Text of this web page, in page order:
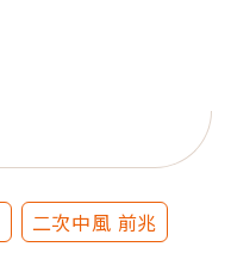
二次中風 前兆